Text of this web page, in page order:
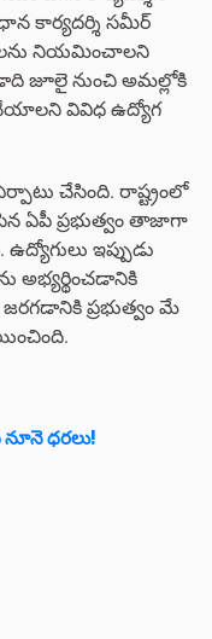
కార్యదర్శి సమీర్
నియమించాలని
జూలై నుంచి అమల్లోకి
చేయాలని వివిధ ఉద్యోగ
చేసింది. రాష్ట్రంలో
ఏపీ ప్రభుత్వం తాజాగా
ఉద్యోగులు ఇప్పుడు
అభ్యర్థించడానికి
ప్రభుత్వం మే
నూనె ధరలు!